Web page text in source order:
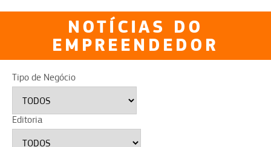
NOTÍCIAS DO
EMPREENDEDOR
Tipo de Negócio
Editoria